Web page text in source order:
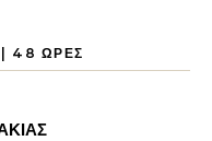
48 ΏΡΕΣ